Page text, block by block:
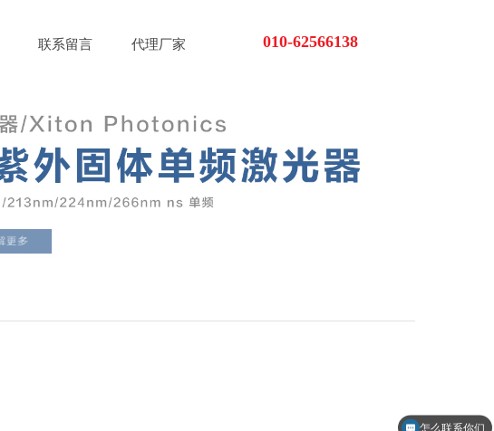
联系留言 代理厂家 010-62566138
怎么联系你们